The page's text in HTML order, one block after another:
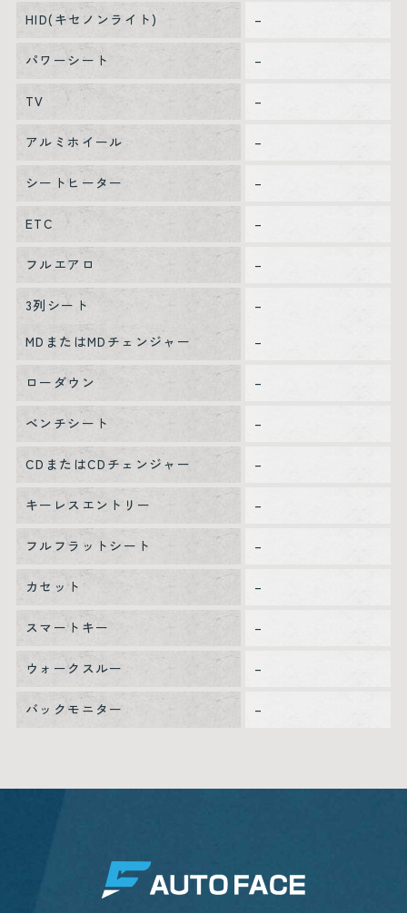
HID(キセノンライト) –
パワーシート –
TV –
アルミホイール –
シートヒーター –
ETC –
フルエアロ –
3列シート
–
MDまたはMDチェンジャー
–
ローダウン –
ベンチシート –
CDまたはCDチェンジャー –
キーレスエントリー –
フルフラットシート –
カセット –
スマートキー –
ウォークスルー –
バックモニター –